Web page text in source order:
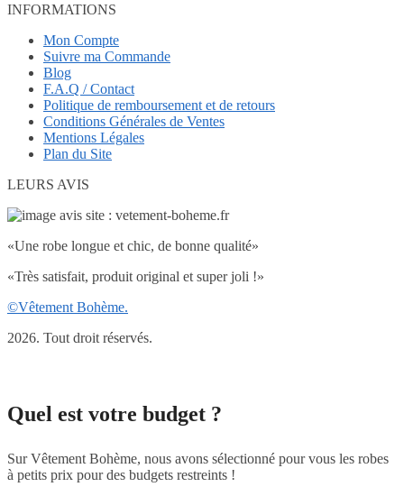
INFORMATIONS
Mon Compte
Suivre ma Commande
Blog
F.A.Q / Contact
Politique de remboursement et de retours
Conditions Générales de Ventes
Mentions Légales
Plan du Site
LEURS AVIS
«Une robe longue et chic, de bonne qualité»
«Très satisfait, produit original et super joli !»
©Vêtement Bohème.
2026. Tout droit réservés.
Quel est votre budget ?
Sur Vêtement Bohème, nous avons sélectionné pour vous les robes
à petits prix pour des budgets restreints !